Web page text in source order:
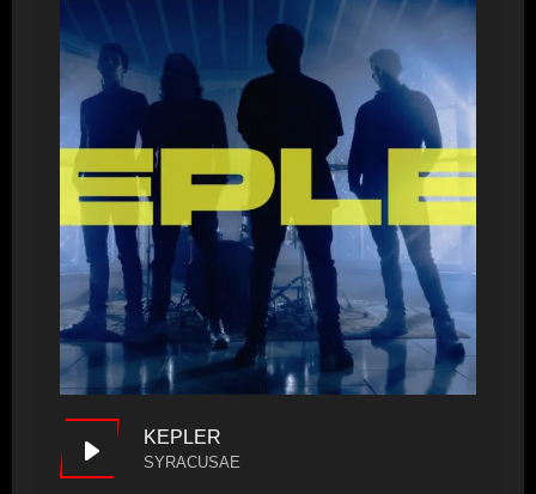
KEPLER
SYRACUSAE